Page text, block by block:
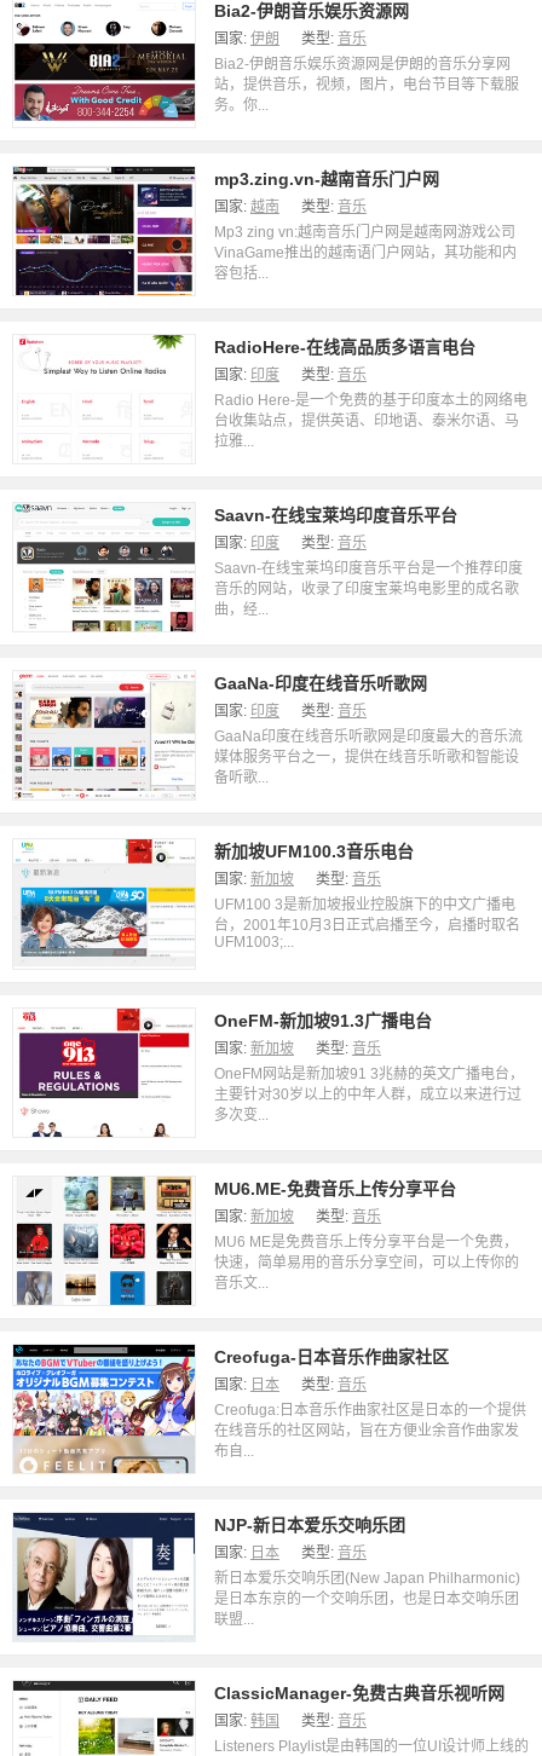
Bia2-伊朗音乐娱乐资源网
国家: 伊朗 类型: 音乐
Bia2-伊朗音乐娱乐资源网是伊朗的音乐分享网
站，提供音乐，视频，图片，电台节目等下载服
务。你...
mp3.zing.vn-越南音乐门户网
国家: 越南 类型: 音乐
Mp3 zing vn:越南音乐门户网是越南网游戏公司
VinaGame推出的越南语门户网站，其功能和内
容包括...
RadioHere-在线高品质多语言电台
国家: 印度 类型: 音乐
Radio Here-是一个免费的基于印度本土的网络电
台收集站点，提供英语、印地语、泰米尔语、马
拉雅...
Saavn-在线宝莱坞印度音乐平台
国家: 印度 类型: 音乐
Saavn-在线宝莱坞印度音乐平台是一个推荐印度
音乐的网站，收录了印度宝莱坞电影里的成名歌
曲，经...
GaaNa-印度在线音乐听歌网
国家: 印度 类型: 音乐
GaaNa印度在线音乐听歌网是印度最大的音乐流
媒体服务平台之一，提供在线音乐听歌和智能设
备听歌...
新加坡UFM100.3音乐电台
国家: 新加坡 类型: 音乐
UFM100 3是新加坡报业控股旗下的中文广播电
台，2001年10月3日正式启播至今，启播时取名
UFM1003;...
OneFM-新加坡91.3广播电台
国家: 新加坡 类型: 音乐
OneFM网站是新加坡91 3兆赫的英文广播电台，
主要针对30岁以上的中年人群，成立以来进行过
多次变...
MU6.ME-免费音乐上传分享平台
国家: 新加坡 类型: 音乐
MU6 ME是免费音乐上传分享平台是一个免费，
快速，简单易用的音乐分享空间，可以上传你的
音乐文...
Creofuga-日本音乐作曲家社区
国家: 日本 类型: 音乐
Creofuga:日本音乐作曲家社区是日本的一个提供
在线音乐的社区网站，旨在方便业余音作曲家发
布自...
NJP-新日本爱乐交响乐团
国家: 日本 类型: 音乐
新日本爱乐交响乐团(New Japan Philharmonic)
是日本东京的一个交响乐团，也是日本交响乐团
联盟...
ClassicManager-免费古典音乐视听网
国家: 韩国 类型: 音乐
Listeners Playlist是由韩国的一位UI设计师上线的